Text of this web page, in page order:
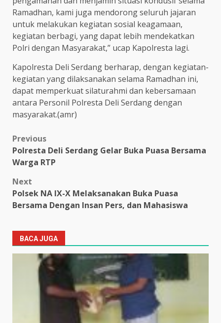
Ramadhan, kami juga mendorong seluruh jajaran
untuk melakukan kegiatan sosial keagamaan,
kegiatan berbagi, yang dapat lebih mendekatkan
Polri dengan Masyarakat,” ucap Kapolresta lagi.
Kapolresta Deli Serdang berharap, dengan kegiatan-
kegiatan yang dilaksanakan selama Ramadhan ini,
dapat memperkuat silaturahmi dan kebersamaan
antara Personil Polresta Deli Serdang dengan
masyarakat.(amr)
Post
navigation
Previous
Polresta Deli Serdang Gelar Buka Puasa Bersama
Warga RTP
Next
Polsek NA IX-X Melaksanakan Buka Puasa
Bersama Dengan Insan Pers, dan Mahasiswa
BACA JUGA